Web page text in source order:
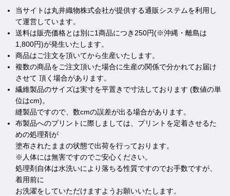
当サイトは丸井織物株式会社が提供する通販システムを利用し
て運営しています。
送料は販売価格とは別に1商品につき250円(※沖縄・離島は
1,800円)が発生いたします。
商品はご注文を頂いてから生産いたします。
複数の商品をご注文頂いた場合に生産の関係で分かれてお届け
させて 頂く場合があります。
繊維製品のサイズは実寸を平置きで寸法しております (数値の単
位はcm)。
縫製品ですので、数cmの誤差が出る場合があります。
布製品へのプリントに際しましては、プリントを定着させるた
めの処理剤が
塗布されたままの状態で出荷を行っております。
※人体には無害ですのでご安心ください。
処理剤自体は水洗いにより落ちる性質ですのでお手数ですが、
着用前に
お洗濯をしていただけますようお願いいたします。